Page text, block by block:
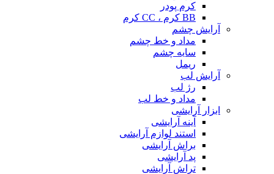
کرم پودر
BB کرم ، CC کرم
آرایش چشم
مداد و خط چشم
سایه چشم
ریمل
آرایش لب
رژ لب
مداد و خط لب
ابزار آرایشی
آینه آرایشی
استند لوازم آرایشی
براش آرایشی
پد آرایشی
تراش آرایشی